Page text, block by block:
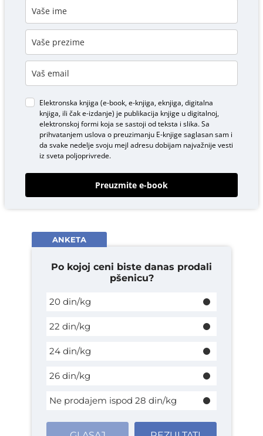
Elektronska knjiga (e-book, e-knjiga, eknjiga, digitalna
knjiga, ili čak e-izdanje) je publikacija knjige u digitalnoj,
elektronskoj formi koja se sastoji od teksta i slika. Sa
prihvatanjem uslova o preuzimanju E-knjigesaglasan sam i
da svake nedelje svoju mejl adresu dobijam najvažnije vesti
iz sveta poljoprivrede.
Preuzmite e-book
ANKETA
Po kojoj ceni biste danas prodali
pšenicu?
20 din/kg
22 din/kg
24 din/kg
26 din/kg
Ne prodajem ispod 28 din/kg